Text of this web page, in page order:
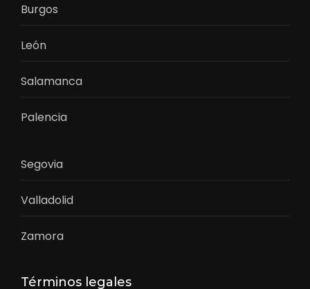
Burgos
León
Salamanca
Palencia
Segovia
Valladolid
Zamora
Términos legales